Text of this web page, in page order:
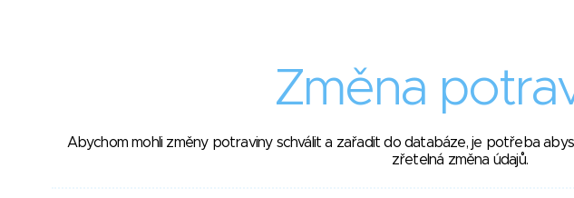
Změna
Abychom mohli změny potraviny schválit a zařadit do databáze, je potřeba
zřetelná změna údajů.